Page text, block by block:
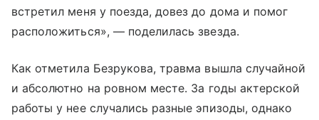
встретил меня у поезда, довез до дома и помог
расположиться», — поделилась звезда.
Как отметила Безрукова, травма вышла случайной
и абсолютно на ровном месте. За годы актерской
работы у нее случались разные эпизоды, однако